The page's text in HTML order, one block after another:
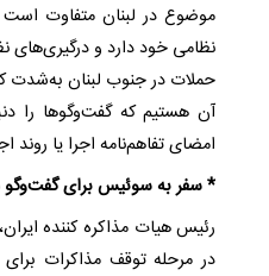
موضوع در لبنان متفاوت
نظامی خود دارد و درگیری‌های
حملات در جنوب لبنان به‌شدت
امضای تفاهم‌نامه اجرا یا
* سفر به سوئیس برای گفت‌وگو
در مرحله توقف مذاکرات